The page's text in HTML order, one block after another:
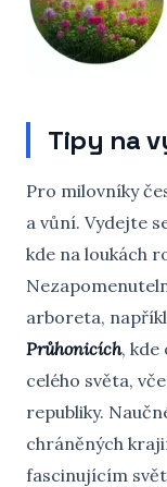
Tipy na
Pro milovníky
a vůní. Vydejte
kde na loukách
arboreta,
Průhonicích, kde
celého světa,
republiky.
chráněných
fascinujícím